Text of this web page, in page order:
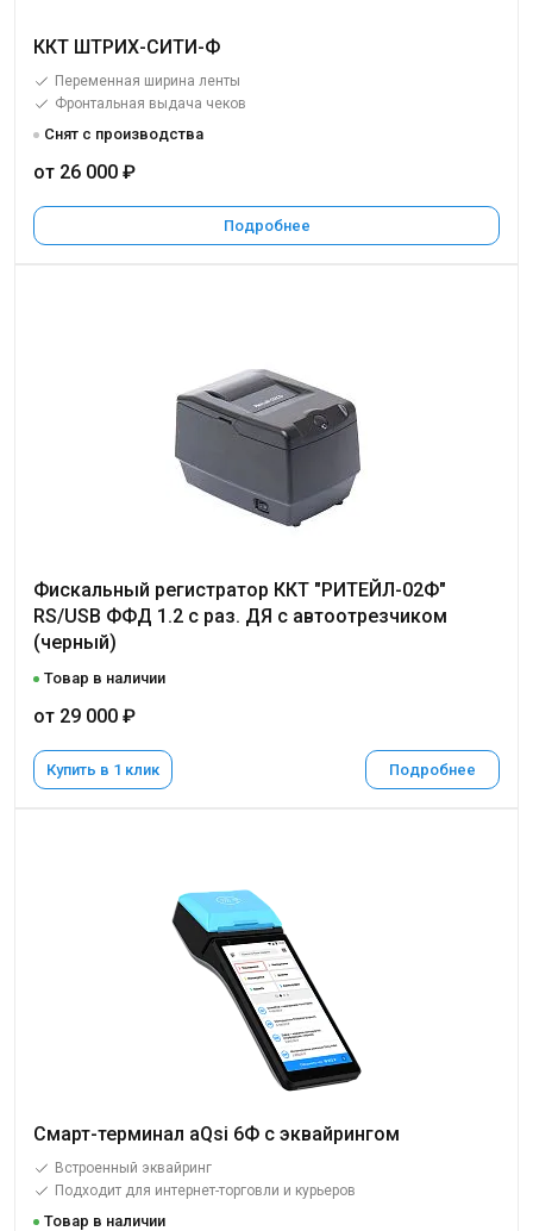
ККТ ШТРИХ-СИТИ-Ф
Переменная ширина ленты
Фронтальная выдача чеков
Снят с производства
от 26 000 ₽
Подробнее
Фискальный регистратор ККТ "РИТЕЙЛ-02Ф"
RS/USB ФФД 1.2 с раз. ДЯ с автоотрезчиком
(черный)
Товар в наличии
от 29 000 ₽
Купить в 1 клик Подробнее
Смарт-терминал aQsi 6Ф с эквайрингом
Встроенный эквайринг
Подходит для интернет-торговли и курьеров
Товар в наличии